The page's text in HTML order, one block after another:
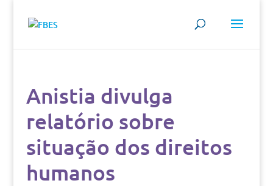
Anistia divulga
relatório sobre
situação dos direitos
humanos